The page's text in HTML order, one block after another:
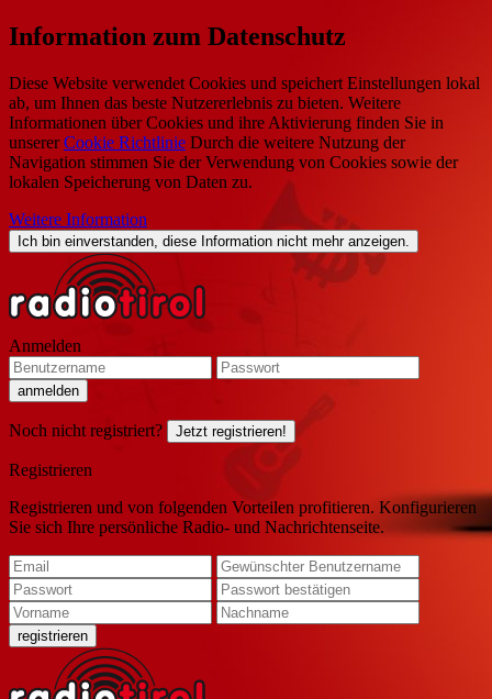
Information zum Datenschutz
Diese Website verwendet Cookies und speichert Einstellungen lokal
ab, um Ihnen das beste Nutzererlebnis zu bieten. Weitere
Informationen über Cookies und ihre Aktivierung finden Sie in
unsererCookie Richtlinie Durch die weitere Nutzung der
Navigation stimmen Sie der Verwendung von Cookies sowie der
lokalen Speicherung von Daten zu.
Weitere Information
Ich bin einverstanden, diese Information nicht mehr anzeigen.
Anmelden
Noch nicht registriert? Jetzt registrieren!
Registrieren
Registrieren und von folgenden Vorteilen profitieren. Konfigurieren
Sie sich Ihre persönliche Radio- und Nachrichtenseite.